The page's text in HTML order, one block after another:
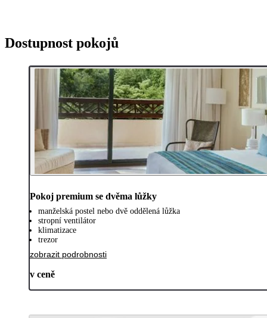
Dostupnost pokojů
Pokoj premium se dvěma lůžky
manželská postel nebo dvě oddělená lůžka
stropní ventilátor
klimatizace
trezor
zobrazit podrobnosti
v ceně